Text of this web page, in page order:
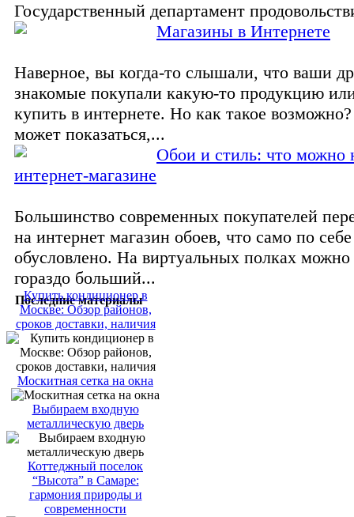
Государственный департамент
Магазины в Интернете
Наверное, вы когда-то слышали, что ваши
знакомые покупали какую-то продукцию
купить в интернете. Но как такое
может показаться,...
Обои и стиль: что можно
интернет-магазине
Большинство современных покупателей
на интернет магазин обоев, что само по
обусловлено. На виртуальных полках
гораздо больший...
Последние материалы
Купить кондиционер в
Москве: Обзор районов,
сроков доставки, наличия
Москитная сетка на окна
Выбираем входную
металлическую дверь
Коттеджный поселок
“Высота” в Самаре:
гармония природы и
современности